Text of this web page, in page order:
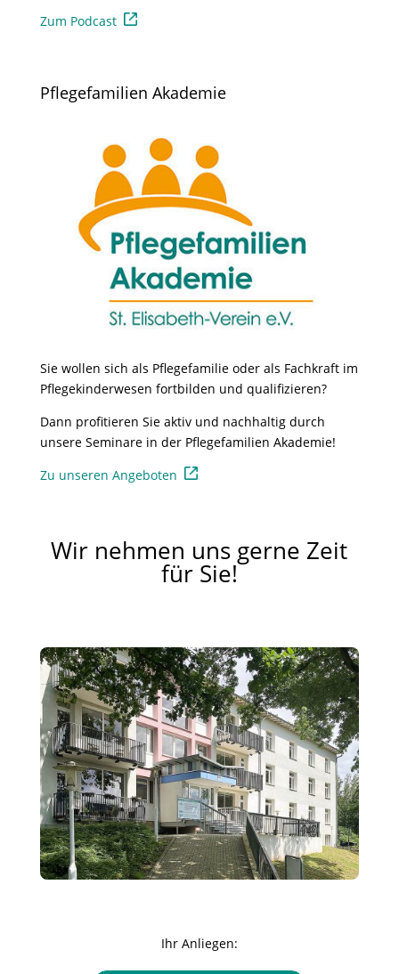
Zum Podcast
Pflegefamilien Akademie
Sie wollen sich als Pflegefamilie oder als Fachkraft im
Pflegekinderwesen fortbilden und qualifizieren?
Dann profitieren Sie aktiv und nachhaltig durch
unsere Seminare in der Pflegefamilien Akademie!
Zu unseren Angeboten
Wir nehmen uns gerne Zeit
für Sie!
Ihr Anliegen: